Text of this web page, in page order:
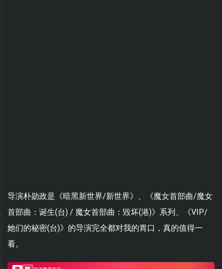
导演朴勋政是《暗黑新世界/新世界》、《魔女首部曲/魔女
首部曲：诞生(台) / 魔女首部曲：毀坏(港)》系列、《VIP/
她们的秘密(台)》的导演完全都对我的胃口，真的值得一
看。